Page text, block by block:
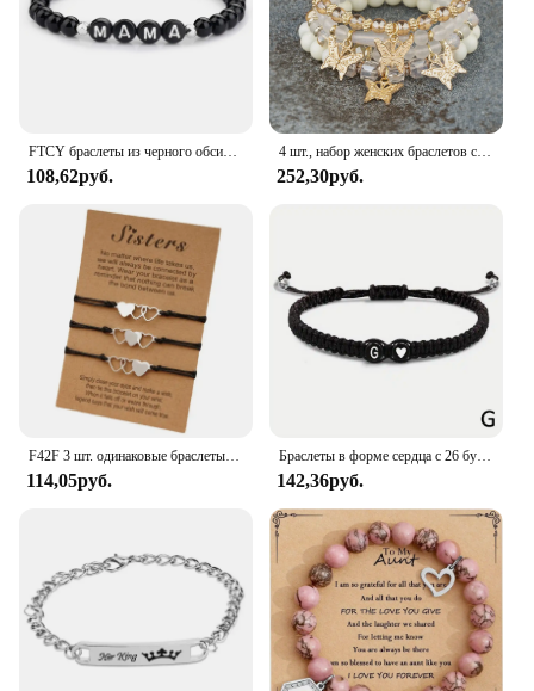
108,62руб.
4 шт., набор женских браслетов с бусинами и бабочками
252,30руб.
114,05руб.
Браслеты в форме сердца с 26 буквами, регулируемый плетеный браслет ручной работы с именем A-Z для женщин и мужчин, браслет для пары дружбы
142,36руб.